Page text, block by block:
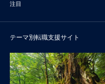
注目
テーマ別転職支援サイト